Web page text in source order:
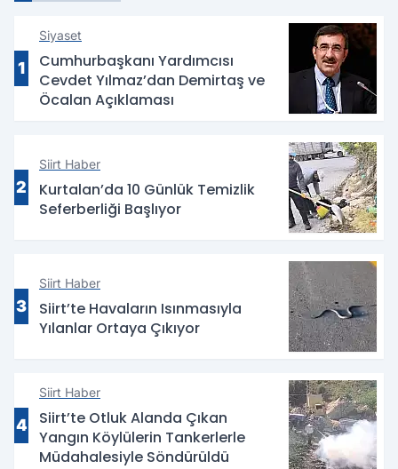
1
Siyaset
Cumhurbaşkanı Yardımcısı
Cevdet Yılmaz’dan Demirtaş ve
Öcalan Açıklaması
2
Siirt Haber
Kurtalan’da 10 Günlük Temizlik
Seferberliği Başlıyor
3
Siirt Haber
Siirt’te Havaların Isınmasıyla
Yılanlar Ortaya Çıkıyor
4
Siirt Haber
Siirt’te Otluk Alanda Çıkan
Yangın Köylülerin Tankerlerle
Müdahalesiyle Söndürüldü